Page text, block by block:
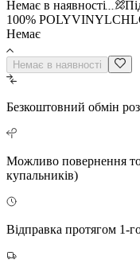
Немає в наявності
100%
Немає
Немає в наявності
Безкоштовний обмін
Можливо повернення
купальників)
Відправка протягом 1-